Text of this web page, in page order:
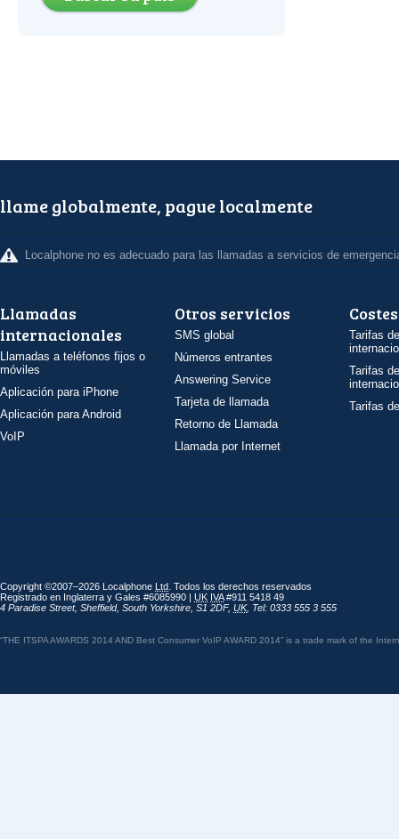
llame globalmente, pague localmente
Localphone no es adecuado para las llamadas a servicios de
Llamadas
internacionales
Llamadas a teléfonos fijos o
móviles
Aplicación para iPhone
Aplicación para Android
VoIP
Otros servicios
SMS global
Números entrantes
Answering Service
Tarjeta de llamada
Retorno de Llamada
Llamada por Internet
Costes
Tarifas
Tarifas
Tarifas
Copyright ©2007–2026 Localphone Ltd . Todos los derechos reservados
Registrado en Inglaterra y Gales #6085990 | UK IVA#911 5418 49
4 Paradise Street, Sheffield, South Yorkshire S1 2DF, UK, Tel: 0333 555 3 555
“THE ITSPA AWARDS 2014 AND Best Consumer VoIP AWARD 2014” is a trade mark of the